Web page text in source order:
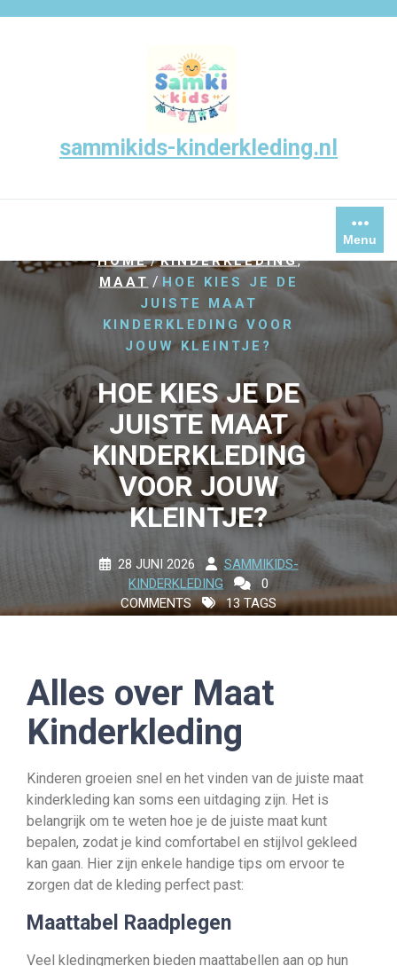
sammikids-kinderkleding.nl
Menu
HOME/KINDERKLEDING,
MAAT / HOE KIES JE DE
JUISTE MAAT
KINDERKLEDING VOOR
JOUW KLEINTJE?
HOE KIES JE DE
JUISTE MAAT
KINDERKLEDING
VOOR JOUW
KLEINTJE?
28 JUNI 2026
SAMMIKIDS-
KINDERKLEDING
0
COMMENTS
13 TAGS
Alles over Maat
Kinderkleding
Kinderen groeien snel en het vinden van de juiste maat
kinderkleding kan soms een uitdaging zijn. Het is
belangrijk om te weten hoe je de juiste maat kunt
bepalen, zodat je kind comfortabel en stijlvol gekleed
kan gaan. Hier zijn enkele handige tips om ervoor te
zorgen dat de kleding perfect past:
Maattabel Raadplegen
Veel kledingmerken bieden maattabellen aan op hun